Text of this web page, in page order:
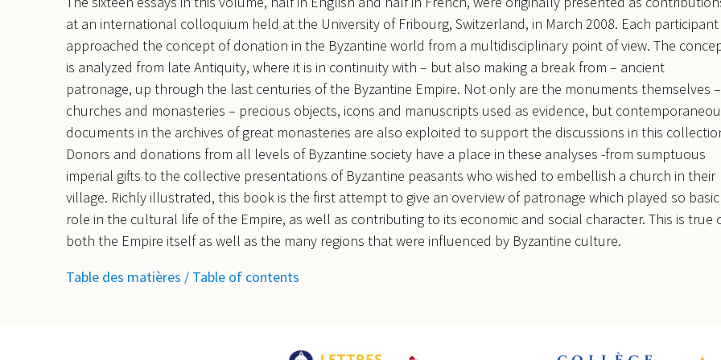
at an international colloquium held at the University of Fribourg, Switzerland, in March 2008. Each participant
approached the concept of donation in the Byzantine world from a multidisciplinary point of view. The
is analyzed from late Antiquity, where it is in continuity with – but also making a break from – ancient
patronage, up through the last centuries of the Byzantine Empire. Not only are the monuments themselves –
churches and monasteries – precious objects, icons and manuscripts used as evidence, but
documents in the archives of great monasteries are also exploited to support the discussions in this
Donors and donations from all levels of Byzantine society have a place in these analyses -from sumptuous
imperial gifts to the collective presentations of Byzantine peasants who wished to embellish a church in their
village. Richly illustrated, this book is the first attempt to give an overview of patronage which played so basic
role in the cultural life of the Empire, as well as contributing to its economic and social character. This is true
both the Empire itself as well as the many regions that were influenced by Byzantine culture.
Table des matières / Table of contents